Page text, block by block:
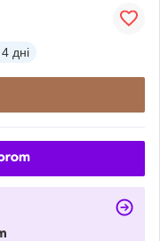
4 дні